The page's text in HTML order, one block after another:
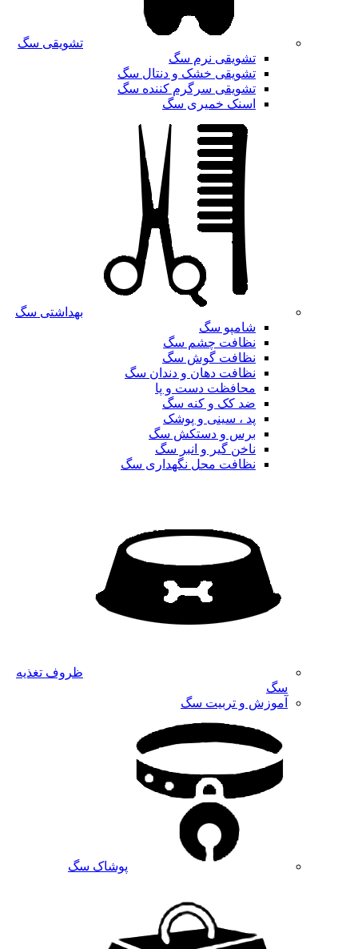
تشویقی سگ
تشویقی نرم سگ
تشویقی خشک و دنتال سگ
تشویقی سرگرم کننده سگ
اسنک خمیری سگ
بهداشتی سگ
شامپو سگ
نظافت چشم سگ
نظافت گوش سگ
نظافت دهان و دندان سگ
محافظت دست و پا
ضد کک و کنه سگ
پد ، سینی و پوشک
برس و دستکش سگ
ناخن گیر و انبر سگ
نظافت محل نگهداری سگ
ظروف تغذیه
سگ
آموزش و تربیت سگ
پوشاک سگ